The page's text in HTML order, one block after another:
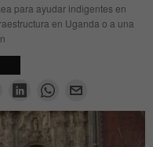
para ayudar indigentes en
en Uganda o a una